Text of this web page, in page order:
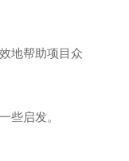
地帮助项目众
些启发。